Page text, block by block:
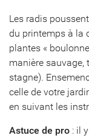
Les radis
du printemps à la
plantes «
manière sauvage,
stagne).
celle de votre
en suivant les
Astuce de pro : il